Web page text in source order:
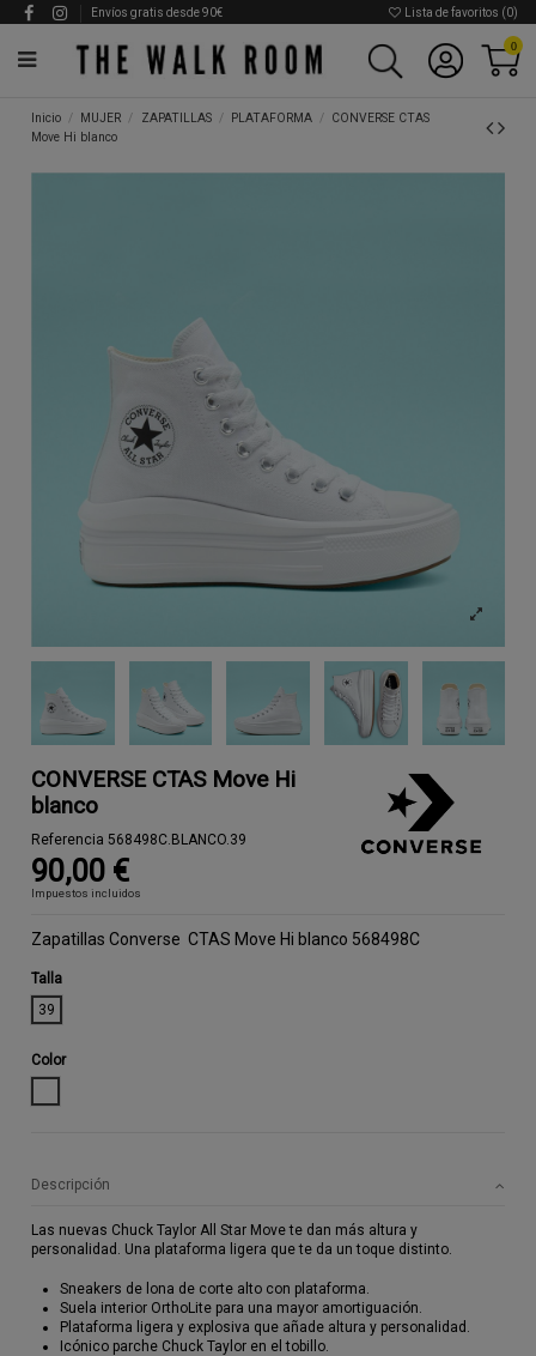
Envíos gratis desde 90€ Lista de favoritos (0)
0
Inicio MUJER ZAPATILLAS PLATAFORMA
CONVERSE CTAS
Move Hi blanco
CONVERSE CTAS Move Hi
blanco
Referencia 568498C.BLANCO.39
90,00 €
Impuestos incluidos
Zapatillas Converse CTAS Move Hi blanco 568498C
Talla
39
Color
Descripción
Las nuevas Chuck Taylor All Star Move te dan más altura y
personalidad. Una plataforma ligera que te da un toque distinto.
Sneakers de lona de corte alto con plataforma.
Suela interior OrthoLite para una mayor amortiguación.
Plataforma ligera y explosiva que añade altura y personalidad.
Icónico parche Chuck Taylor en el tobillo.